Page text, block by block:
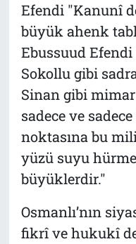
Efendi "Kanunî
büyük ahenk
Ebussuud
Sokollu gibi
Sinan gibi
sadece ve
noktasına bu
yüzü suyu
büyüklerdir."
Osmanlı’nın
fikrî ve hukukî